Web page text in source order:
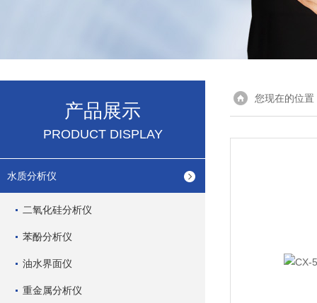
产品展示
PRODUCT DISPLAY
水质分析仪
二氧化硅分析仪
苯酚分析仪
油水界面仪
重金属分析仪
您现在的位置